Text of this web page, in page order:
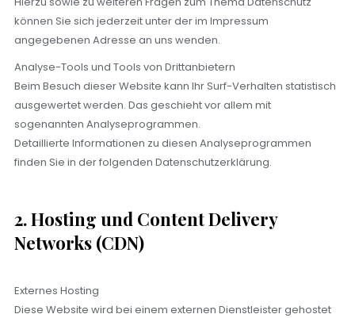
können Sie sich jederzeit unter der im Impressum
angegebenen Adresse an uns wenden.
Analyse-Tools und Tools von Drittanbietern
Beim Besuch dieser Website kann Ihr Surf-Verhalten statistisch
ausgewertet werden. Das geschieht vor allem mit
sogenannten Analyseprogrammen.
Detaillierte Informationen zu diesen Analyseprogrammen
finden Sie in der folgenden Datenschutzerklärung.
2. Hosting und Content Delivery
Networks (CDN)
Externes Hosting
Diese Website wird bei einem externen Dienstleister gehostet